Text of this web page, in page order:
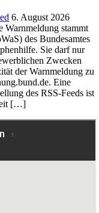
6. August 2026
Warnmeldung stammt
des Bundesamtes
Sie darf nur
Zwecken
der Warnmeldung zu
Eine
des RSS-Feeds ist
[…]